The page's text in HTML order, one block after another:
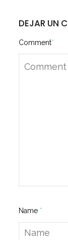
DEJAR UN
Comment*
Name *